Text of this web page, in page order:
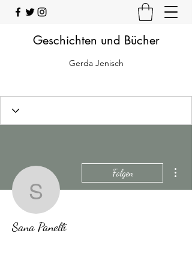
Geschichten und Bücher
Gerda Jenisch
Sana Panelli
Folgen
Sana Panelli